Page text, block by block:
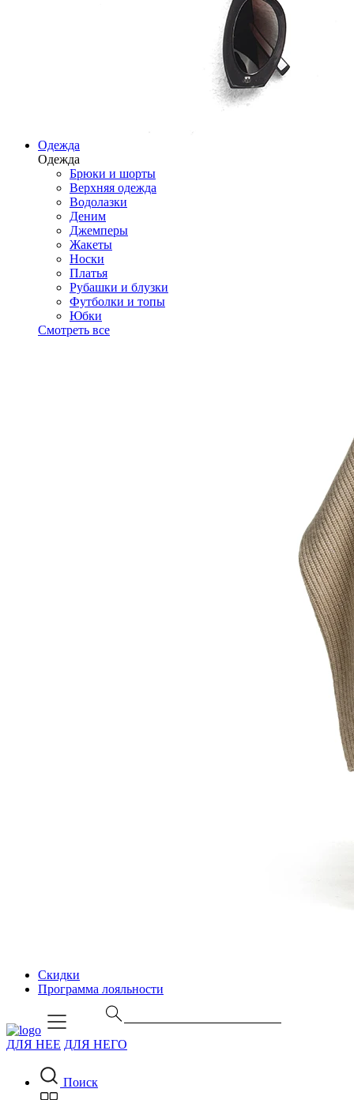
Одежда
Одежда
Брюки и шорты
Верхняя одежда
Водолазки
Деним
Джемперы
Жакеты
Носки
Платья
Рубашки и блузки
Футболки и топы
Юбки
Смотреть все
Скидки
Программа лояльности
ДЛЯ НЕЕ ДЛЯ НЕГО
Поиск